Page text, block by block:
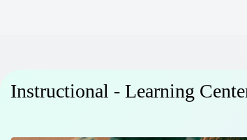
Instructional - Learning